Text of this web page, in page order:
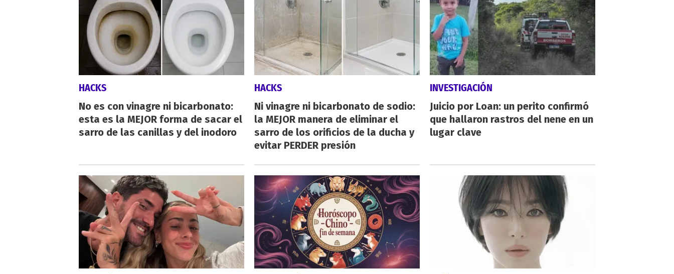
HACKS
No es con vinagre ni bicarbonato:
esta es la MEJOR forma de sacar el
sarro de las canillas y del inodoro
HACKS
Ni vinagre ni bicarbonato de sodio:
la MEJOR manera de eliminar el
sarro de los orificios de la ducha y
evitar PERDER presión
INVESTIGACIÓN
Juicio por Loan: un perito confirmó
que hallaron rastros del nene en un
lugar clave